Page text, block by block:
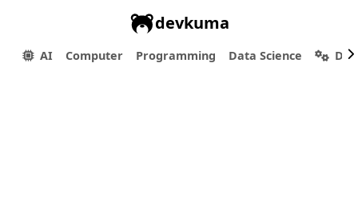
devkuma
AI Computer Programming Data Science